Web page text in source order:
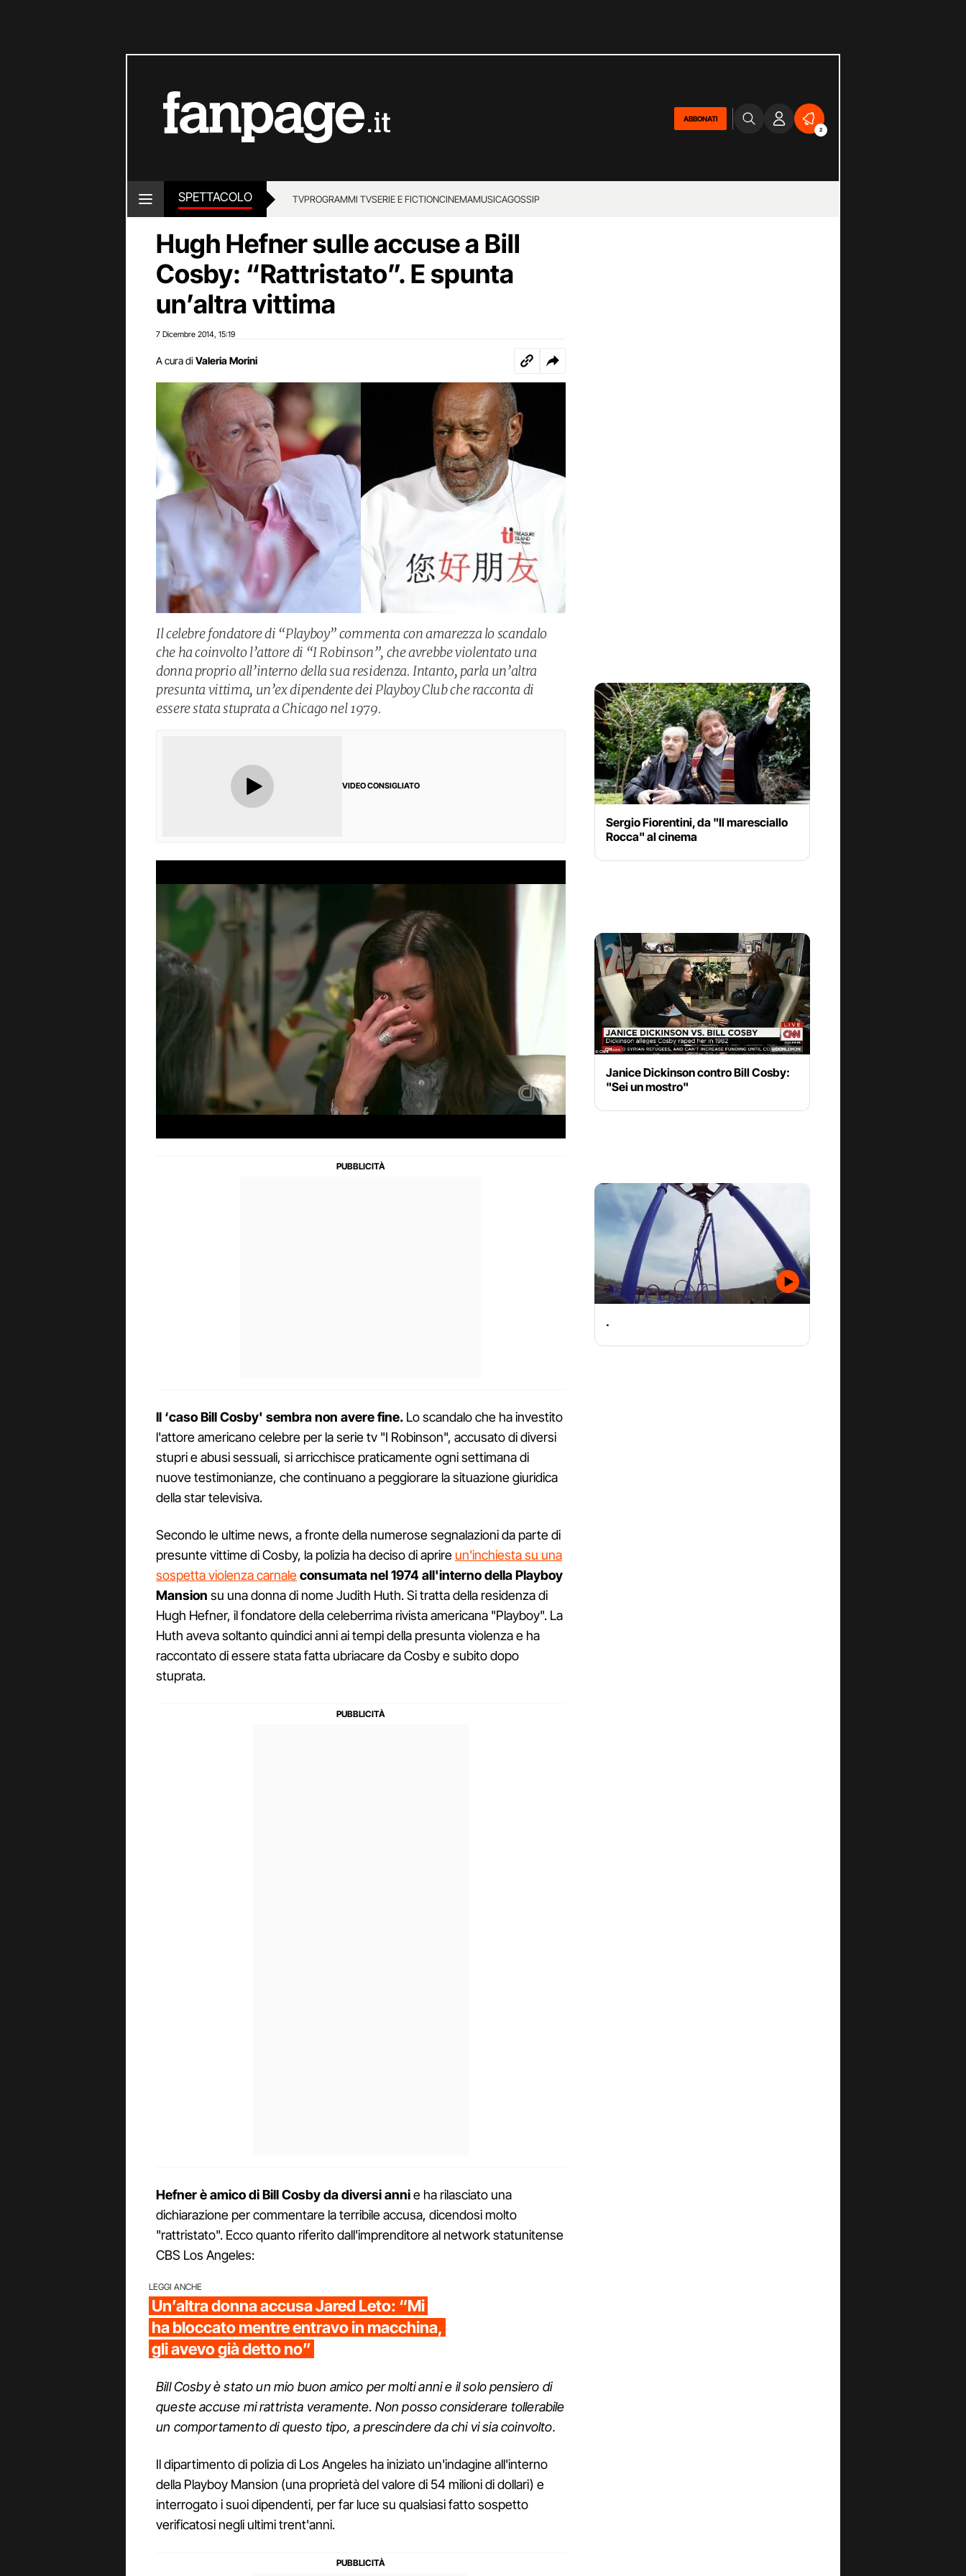
ABBONATI
2
SPETTACOLO TVPROGRAMMI TVSERIE E FICTIONCINEMAMUSICAGOSSIP
Hugh Hefner sulle accuse a Bill
Cosby: “Rattristato”. E spunta
un’altra vittima
7 Dicembre 2014 15:19
A cura di Valeria Morini
Il celebre fondatore di “Playboy” commenta con amarezza lo scandalo
che ha coinvolto l’attore di “I Robinson”, che avrebbe violentato una
donna proprio all’interno della sua residenza. Intanto, parla un’altra
presunta vittima, un’ex dipendente dei Playboy Club che racconta di
essere stata stuprata a Chicago nel 1979.
VIDEO CONSIGLIATO
Il ‘caso Bill Cosby' sembra non avere fine. Lo scandalo che ha investito
l'attore americano celebre per la serie tv "I Robinson", accusato di diversi
stupri e abusi sessuali, si arricchisce praticamente ogni settimana di
nuove testimonianze, che continuano a peggiorare la situazione giuridica
della star televisiva.
Secondo le ultime news, a fronte della numerose segnalazioni da parte di
presunte vittime di Cosby, la polizia ha deciso di aprire un'inchiesta su una
sospetta violenza carnaleconsumata nel 1974 all'interno della Playboy
Mansion su una donna di nome Judith Huth. Si tratta della residenza di
Hugh Hefner, il fondatore della celeberrima rivista americana "Playboy". La
Huth aveva soltanto quindici anni ai tempi della presunta violenza e ha
raccontato di essere stata fatta ubriacare da Cosby e subito dopo
stuprata.
Hefner è amico di Bill Cosby da diversi annie ha rilasciato una
dichiarazione per commentare la terribile accusa, dicendosi molto
"rattristato". Ecco quanto riferito dall'imprenditore al network statunitense
CBS Los Angeles:
LEGGI ANCHE
Un’altra donna accusa Jared Leto: “Mi
ha bloccato mentre entravo in macchina,
gli avevo già detto no”
Bill Cosby è stato un mio buon amico per molti anni e il solo pensiero di
queste accuse mi rattrista veramente. Non posso considerare tollerabile
un comportamento di questo tipo, a prescindere da chi vi sia coinvolto.
Il dipartimento di polizia di Los Angeles ha iniziato un'indagine all'interno
della Playboy Mansion (una proprietà del valore di 54 milioni di dollari) e
interrogato i suoi dipendenti, per far luce su qualsiasi fatto sospetto
verificatosi negli ultimi trent'anni.
Sergio Fiorentini, da "Il maresciallo
Rocca" al cinema
Janice Dickinson contro Bill Cosby:
"Sei un mostro"
.